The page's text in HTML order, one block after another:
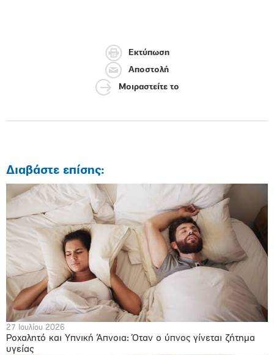
Εκτύπωση
Αποστολή
Μοιραστείτε το
Διαβάστε επίσης:
27 Ιουλίου 2026
Ροχαλητό και Υπνική Άπνοια: Όταν ο ύπνος γίνεται ζήτημα
υγείας